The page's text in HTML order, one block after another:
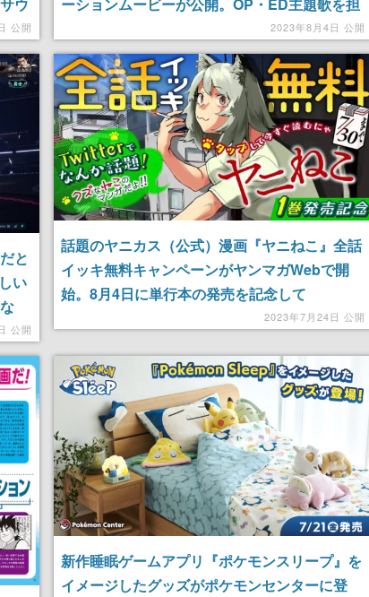
ド
公開 2023年8月4日 公開
と
い
く
公開
話題のヤニカス（公式）漫画『ヤニねこ』全話
イッキ無料キャンペーンがヤンマガWebで開
始。8月4日に単行本の発売を記念して
2023年7月24日 公開
新作睡眠ゲームアプリ『ポケモンスリープ』を
イメージしたグッズがポケモンセンターに登